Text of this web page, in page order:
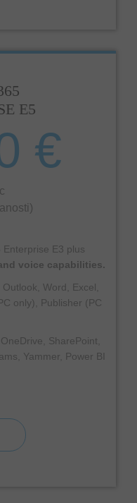
E5
€
E3 plus
voice capabilities.
Outlook, Word, Excel,
only), Publisher (PC
SharePoint,
Yammer, Power BI